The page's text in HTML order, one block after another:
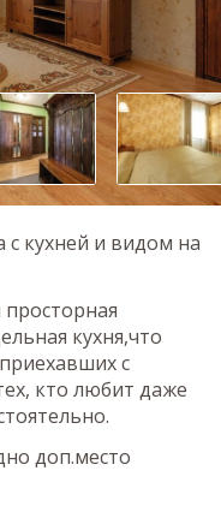
кухней и видом на
кухня,что
с
кто любит даже
доп.место